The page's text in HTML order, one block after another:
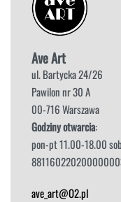
Ave Art
ul. Bartycka 24/26
Pawilon nr 30 A
00-716 Warszawa
Godziny otwarcia:
pon-pt 11.00-18.00
ave_art@O2.pl